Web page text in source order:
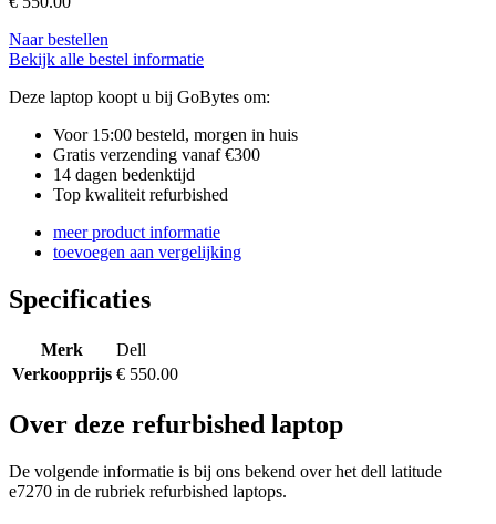
Naar bestellen
Bekijk alle bestel informatie
Deze laptop koopt u bij GoBytes om:
Voor 15:00 besteld, morgen in huis
Gratis verzending vanaf €300
14 dagen bedenktijd
Top kwaliteit refurbished
meer product informatie
toevoegen aan vergelijking
Specificaties
Merk
Dell
Verkoopprijs € 550.00
Over deze refurbished laptop
De volgende informatie is bij ons bekend over het dell latitude
e7270 in de rubriek refurbished laptops.